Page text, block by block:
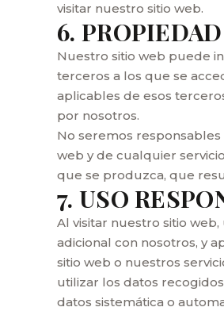
visitar nuestro sitio web.
6.
Nuestro sitio web puede
terceros a los que se
aplicables de esos
por nosotros.
No seremos
web y de cualquier
que se produzca, que
7. USO
Al visitar nuestro sitio
adicional con nosotros, y
sitio web o nuestros
utilizar los datos
datos sistemática o